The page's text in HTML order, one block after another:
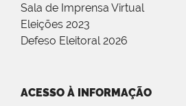
Sala de Imprensa Virtual
Eleições 2023
Defeso Eleitoral 2026
ACESSO À INFORMAÇÃO